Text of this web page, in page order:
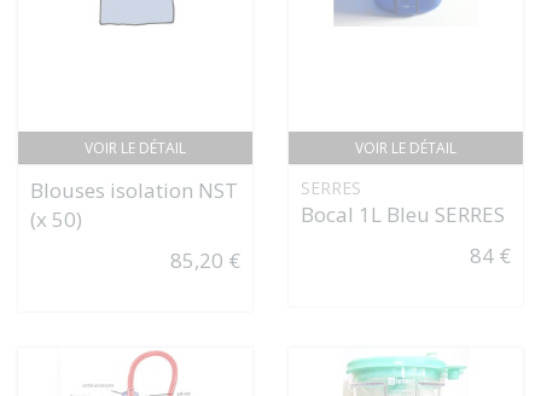
VOIR LE DÉTAIL
Blouses isolation NST
(x 50)
85,20 €
VOIR LE DÉTAIL
SERRES
Bocal 1L Bleu SERRES
84 €